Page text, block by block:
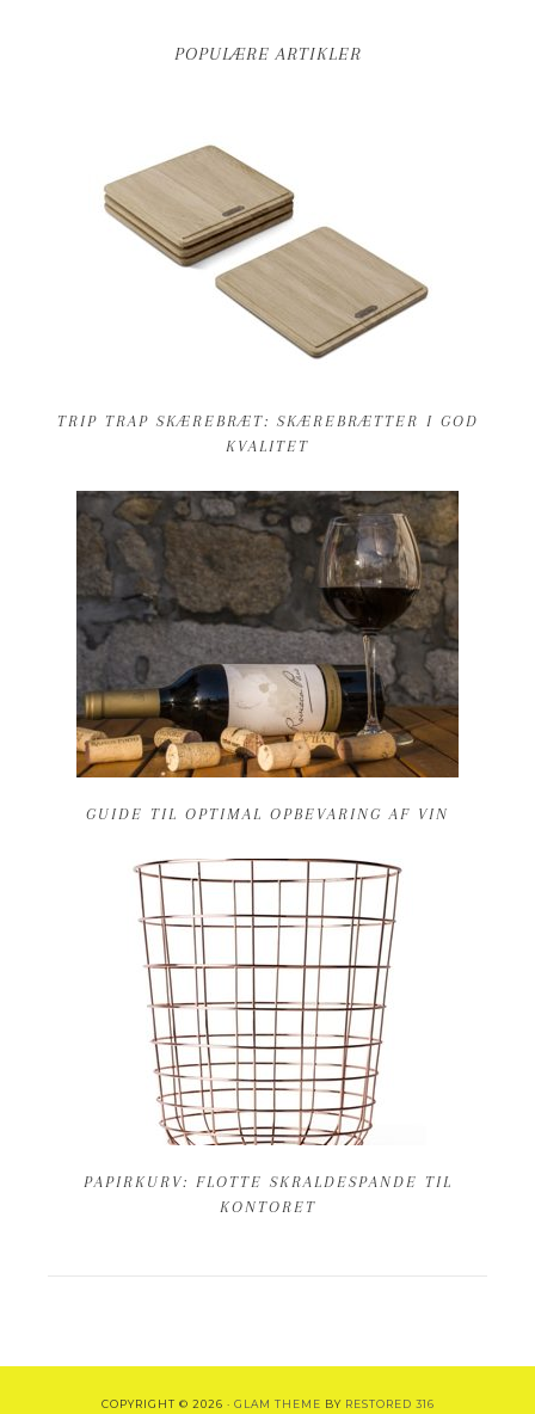
POPULÆRE ARTIKLER
TRIP TRAP SKÆREBRÆT: SKÆREBRÆTTER I GOD
KVALITET
GUIDE TIL OPTIMAL OPBEVARING AF VIN
PAPIRKURV: FLOTTE SKRALDESPANDE TIL
KONTORET
COPYRIGHT © 2026 · GLAM THEME BY RESTORED 316